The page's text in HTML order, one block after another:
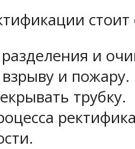
и
и пожару.
трубку.